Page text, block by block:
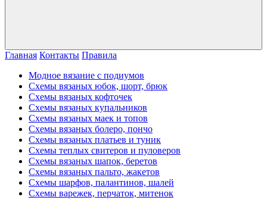
Главная Контакты Правила
Модное вязание с подиумов
Схемы вязаных юбок, шорт, брюк
Схемы вязаных кофточек
Схемы вязаных купальников
Схемы вязаных маек и топов
Схемы вязаных болеро, пончо
Схемы вязаных платьев и туник
Схемы теплых свитеров и пуловеров
Схемы вязаных шапок, беретов
Схемы вязаных пальто, жакетов
Схемы шарфов, палантинов, шалей
Схемы варежек, перчаток, митенок